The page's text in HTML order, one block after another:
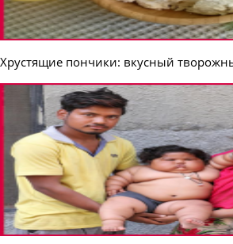
Хрустящие пончики: вкусный